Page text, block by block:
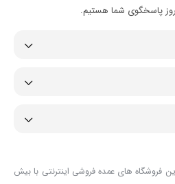
فروشگاه های عمده فروشی اینترنتی با بیش